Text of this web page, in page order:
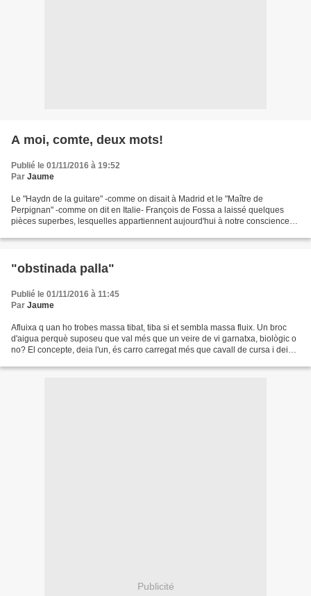
A moi, comte, deux mots!
Publié le 01/11/2016 à 19:52
Par Jaume
Le "Haydn de la guitare" -comme on disait à Madrid et le "Maître de
Perpignan" -comme on dit en Italie- François de Fossa a laissé quelques
pièces superbes, lesquelles appartiennent aujourd'hui à notre conscience
"obstinada palla"
Publié le 01/11/2016 à 11:45
Par Jaume
Afluixa q uan ho trobes massa tibat, tiba si et sembla massa fluix. Un broc
d'aigua perquè suposeu que val més que un veire de vi garnatxa, biològic o
no? El concepte, deia l'un, és carro carregat més que cavall de cursa i deixà
Publicité